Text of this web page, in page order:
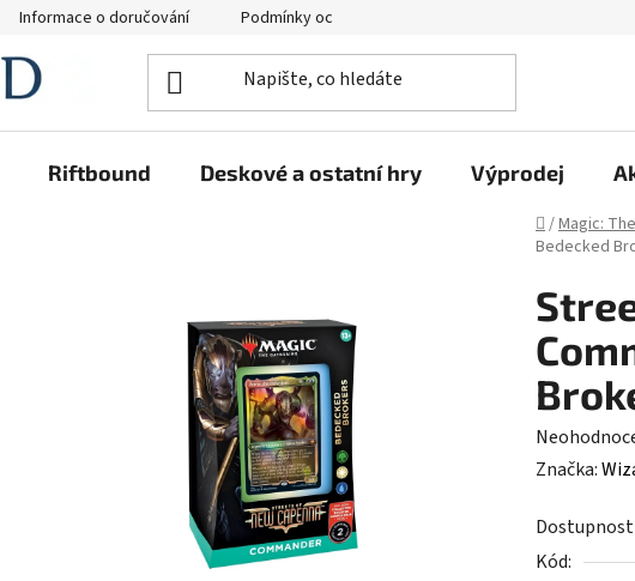
Informace o doručování Podmínky ochrany osobních údajů
Riftbound Deskové a ostatní hry Výprodej
Domů
/Magic:
Bedecked
Průměrné
hodnocení
je
0,0
Značka:
Dostupnost
Kód: